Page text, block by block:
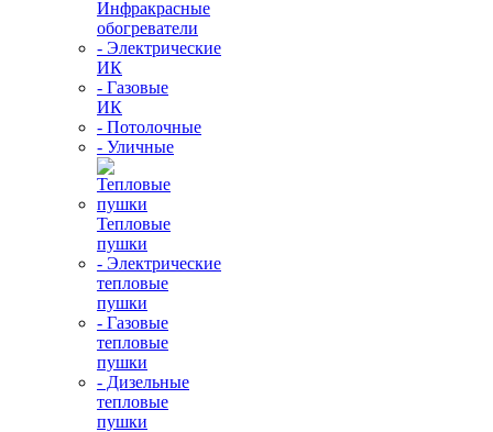
Инфракрасные
обогреватели
- Электрические
ИК
- Газовые
ИК
- Потолочные
- Уличные
Тепловые
пушки
- Электрические
тепловые
пушки
- Газовые
тепловые
пушки
- Дизельные
тепловые
пушки